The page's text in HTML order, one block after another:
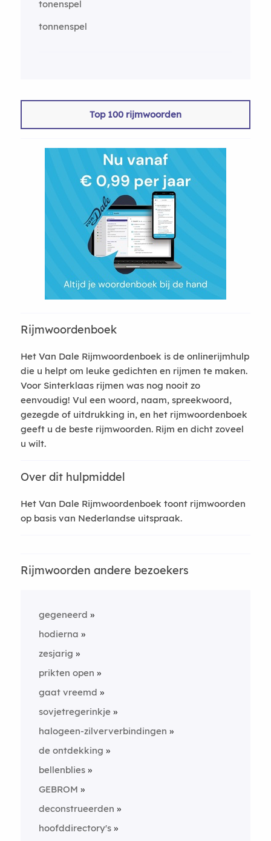
tonenspel
tonnenspel
Top 100 rijmwoorden
Rijmwoordenboek
Het Van Dale Rijmwoordenboek is de onlinerijmhulp
die u helpt om leuke gedichten en rijmen te maken.
Voor Sinterklaas rijmen was nog nooit zo
eenvoudig! Vul een woord, naam, spreekwoord,
gezegde of uitdrukking in, en het rijmwoordenboek
geeft u de beste rijmwoorden. Rijm en dicht zoveel
u wilt.
Over dit hulpmiddel
Het Van Dale Rijmwoordenboek toont rijmwoorden
op basis van Nederlandse uitspraak.
Rijmwoorden andere bezoekers
gegeneerd
hodierna
zesjarig
prikten open
gaat vreemd
sovjetregerinkje
halogeen-zilververbindingen
de ontdekking
bellenblies
GEBROM
deconstrueerden
hoofddirectory's